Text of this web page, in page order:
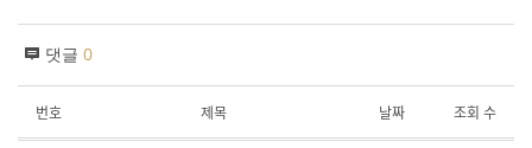
댓글 0
번호 제목 날짜 조회 수